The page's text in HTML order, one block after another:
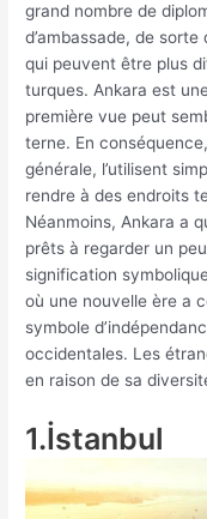
grand nombre de
d’ambassade, de
qui peuvent être plus
turques. Ankara est
première vue peut
terne. En
générale, l’utilisent
rendre à des endroits
Néanmoins, Ankara a
prêts à regarder un
signification
où une nouvelle ère a
symbole
occidentales. Les
en raison de sa
1.İstanbul